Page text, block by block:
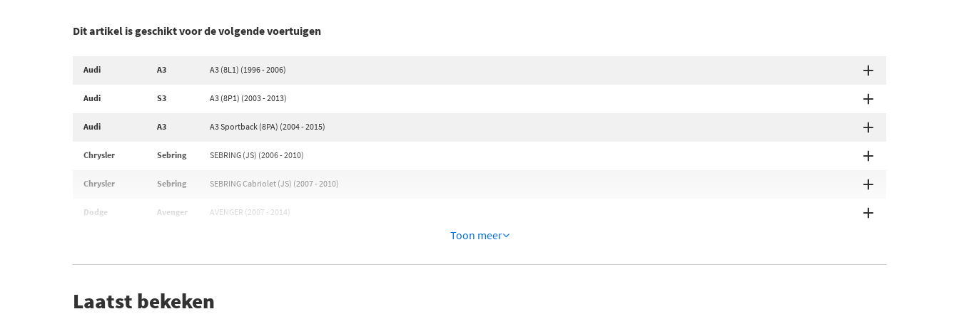
Dit artikel is geschikt voor de volgende voertuigen
Audi A3 A3 (8L1) (1996 - 2006)
Audi S3 A3 (8P1) (2003 - 2013)
Audi A3 A3 Sportback (8PA) (2004 - 2015)
Chrysler Sebring SEBRING (JS) (2006 - 2010)
Chrysler Sebring SEBRING Cabriolet (JS) (2007 - 2010)
Dodge Avenger AVENGER (2007 - 2014)
Toon meer
Laatst bekeken